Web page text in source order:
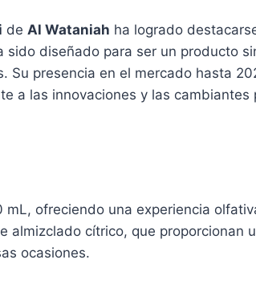
de Al Wataniah ha logrado
sido diseñado para ser un producto
presencia en el mercado hasta
a las innovaciones y las cambiantes
mL, ofreciendo una experiencia
cítrico, que proporcionan
ocasiones.